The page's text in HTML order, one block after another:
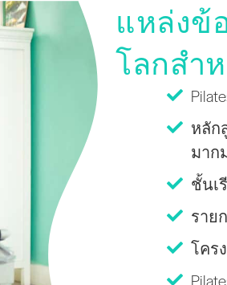
แหล่งข้
โลกสำ
หลัก
มาก
ชั้นเ
ราย
โคร